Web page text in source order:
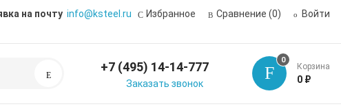
на почту info@ksteel.ru Избранное Сравнение (0) Войти
Поиск +7 (495) 14-14-777
Заказать звонок
0
Корзина
0 ₽